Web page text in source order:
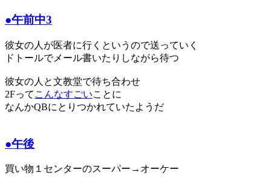
●午前中3
彼女の人が医者に行くというので送っていく
ドトールでメール書いたりしながら待つ
彼女の人と文教堂で待ち合わせ
2Fって こんなすごいことに
なんかQBにとりつかれていたようだ
●午後
買い物１センターのスーパー→オーケー